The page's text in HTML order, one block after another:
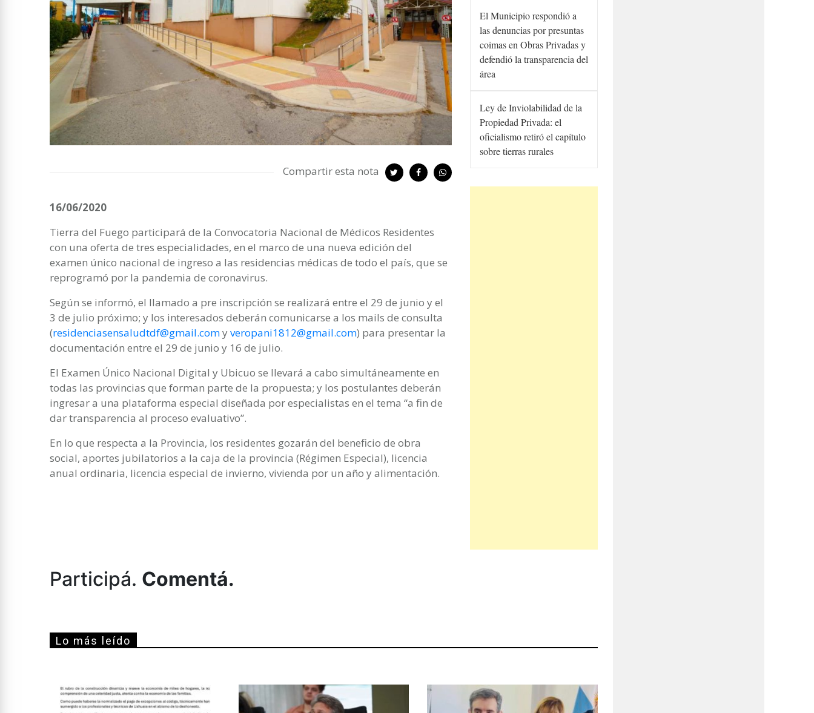
Compartir esta nota
16/06/2020
Tierra del Fuego participará de la Convocatoria Nacional de Médicos Residentes
con una oferta de tres especialidades, en el marco de una nueva edición del
examen único nacional de ingreso a las residencias médicas de todo el país, que se
reprogramó por la pandemia de coronavirus.
Según se informó, el llamado a pre inscripción se realizará entre el 29 de junio y el
3 de julio próximo; y los interesados deberán comunicarse a los mails de consulta
(residenciasensaludtdf@gmail.comyveropani1812@gmail.com) para presentar la
documentación entre el 29 de junio y 16 de julio.
El Examen Único Nacional Digital y Ubicuo se llevará a cabo simultáneamente en
todas las provincias que forman parte de la propuesta; y los postulantes deberán
ingresar a una plataforma especial diseñada por especialistas en el tema “a fin de
dar transparencia al proceso evaluativo”.
En lo que respecta a la Provincia, los residentes gozarán del beneficio de obra
social, aportes jubilatorios a la caja de la provincia (Régimen Especial), licencia
anual ordinaria, licencia especial de invierno, vivienda por un año y alimentación.
El Municipio respondió a
las denuncias por presuntas
coimas en Obras Privadas y
defendió la transparencia del
área
Ley de Inviolabilidad de la
Propiedad Privada: el
oficialismo retiró el capítulo
sobre tierras rurales
Participá. Comentá.
Lo más leído